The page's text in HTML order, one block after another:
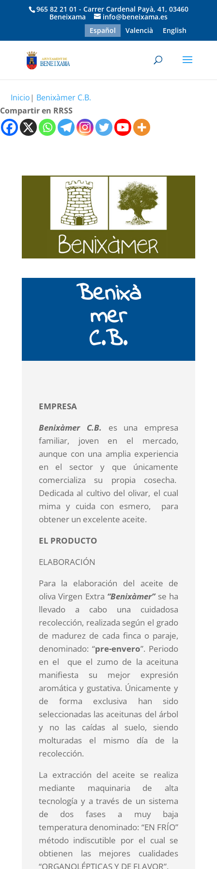
965 82 21 01 - Carrer Cardenal Payà, 41, 03460
Beneixama
info@beneixama.es
Español
Valencià English
Inicio| Benixàmer C.B.
Compartir en RRSS
Benixà
mer
C.B.
EMPRESA
Benixàmer C.B. es una empresa
familiar, joven en el mercado,
aunque con una amplia experiencia
en el sector y que únicamente
comercializa su propia cosecha.
Dedicada al cultivo del olivar, el cual
mima y cuida con esmero, para
obtener un excelente aceite.
EL PRODUCTO
ELABORACIÓN
Para la elaboración del aceite de
oliva Virgen Extra “Benixàmer”se ha
llevado a cabo una cuidadosa
recolección, realizada según el grado
de madurez de cada finca o paraje,
denominado: “pre-envero”. Periodo
en el que el zumo de la aceituna
manifiesta su mejor expresión
aromática y gustativa. Únicamente y
de forma exclusiva han sido
seleccionadas las aceitunas del árbol
y no las caídas al suelo, siendo
molturadas el mismo día de la
recolección.
La extracción del aceite se realiza
mediante maquinaria de alta
tecnología y a través de un sistema
de dos fases a muy baja
temperatura denominado: “EN FRÍO”
método indiscutible por el cual se
obtienen las mejores cualidades
“ORGANOLÉPTICAS Y DE FLAVOR”.